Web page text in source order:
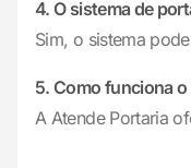
4. O sistema de
Sim, o sistema
5. Como funciona
A Atende Portaria